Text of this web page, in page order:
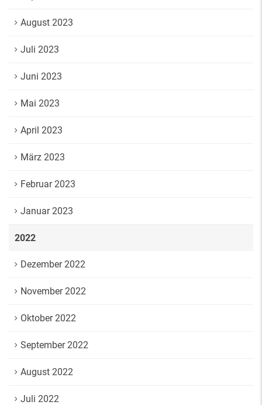
August 2023
Juli 2023
Juni 2023
Mai 2023
April 2023
März 2023
Februar 2023
Januar 2023
2022
Dezember 2022
November 2022
Oktober 2022
September 2022
August 2022
Juli 2022